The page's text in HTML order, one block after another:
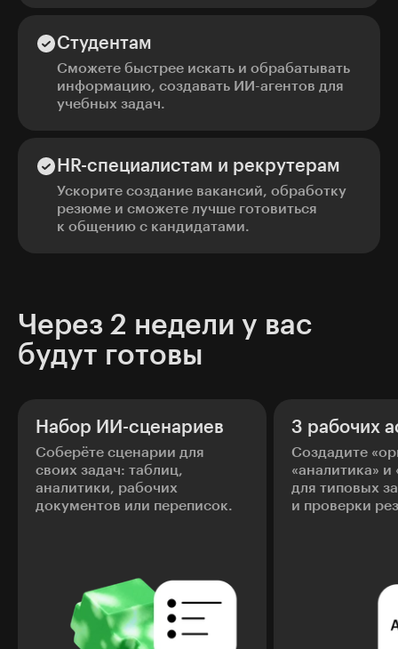
Студентам
Сможете быстрее искать и обрабатывать
информацию, создавать ИИ-агентов для
учебных задач.
HR-специалистам и рекрутерам
Ускорите создание вакансий, обработку
резюме и сможете лучше готовиться
к общению с кандидатами.
Через 2 недели у вас
будут готовы
Набор ИИ-сценариев
Соберёте сценарии для
своих задач: таблиц,
аналитики, рабочих
документов или переписок.
3 рабочих
Создадите
«аналитика» и
для типовых
и проверки